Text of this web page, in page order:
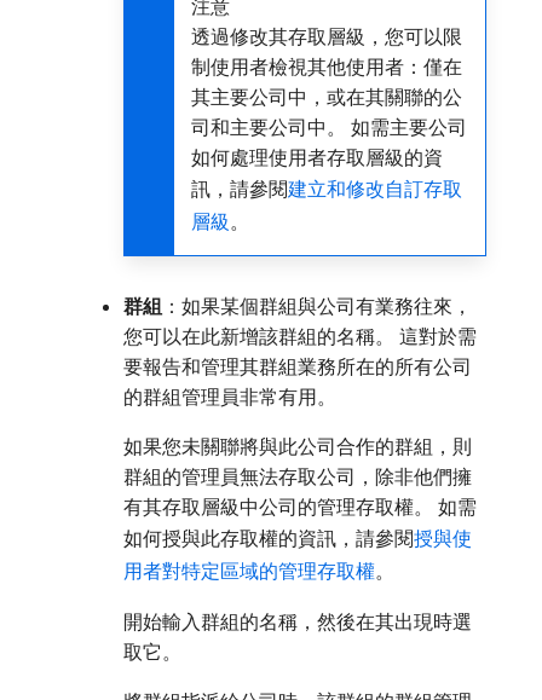
注意
透過修改其存取層級，您可以限
制使用者檢視其他使用者：僅在
其主要公司中，或在其關聯的公
司和主要公司中。 如需主要公司
如何處理使用者存取層級的資
訊，請參閱建立和修改自訂存取
層級。
群組 ：如果某個群組與公司有業務往來，
您可以在此新增該群組的名稱。 這對於需
要報告和管理其群組業務所在的所有公司
的群組管理員非常有用。
如果您未關聯將與此公司合作的群組，則
群組的管理員無法存取公司，除非他們擁
有其存取層級中公司的管理存取權。 如需
如何授與此存取權的資訊，請參閱授與使
用者對特定區域的管理存取權。
開始輸入群組的名稱，然後在其出現時選
取它。